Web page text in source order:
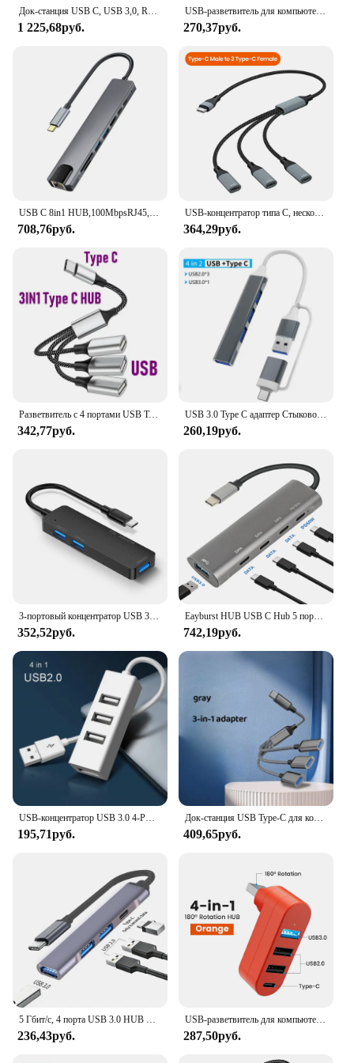
Док-станция USB C, USB 3,0, RJ45, для передачи данных
1 225,68руб.
USB-разветвитель для компьютера, ноутбука, MacBook, компьютера
270,37руб.
USB C 8in1 HUB,100MbpsRJ45,4K HDMI,USB3.0,USB2.0,100W PD,USB-C порт данных, SD/TF, совместим с MacBook и другими планшетами
708,76руб.
USB-концентратор типа C, несколько разветвителей, OTG-передача данных, 3/2 порта, USB-концентратор для зарядки, кабельный разъем, адаптер
364,29руб.
Разветвитель с 4 портами USB Type-C и поддержкой быстрой передачи данных
342,77руб.
USB 3.0 Type C адаптер Стыковочная станция USB порт TF SD кардридер аудиовыход мультиконцентратор сплиттер для Macbook Pro компьютера
260,19руб.
352,52руб.
Eayburst HUB USB C Hub 5 портов типа c на USB 3.0 PD 60 Вт Многопортовый адаптер данных для разветвителей ноутбуков macbook 6 в 1 USB-концентратор
742,19руб.
195,71руб.
Док-станция USB Type-C для компьютера, Macbook, клавиатуры, мыши, U-диска, 3 порта, разветвитель, передача данных, OTG адаптер, концентратор USB 2,0
409,65руб.
236,43руб.
USB-разветвитель для компьютера, ноутбука, MacBook, компьютера
287,50руб.